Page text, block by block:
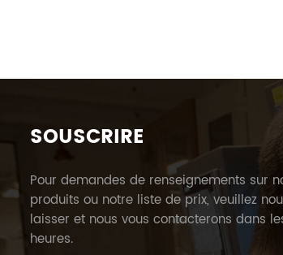
SOUSCRIRE
Pour demandes de renseignements sur
produits ou notre liste de prix, veuillez
laisser et nous vous contacterons dans
heures.